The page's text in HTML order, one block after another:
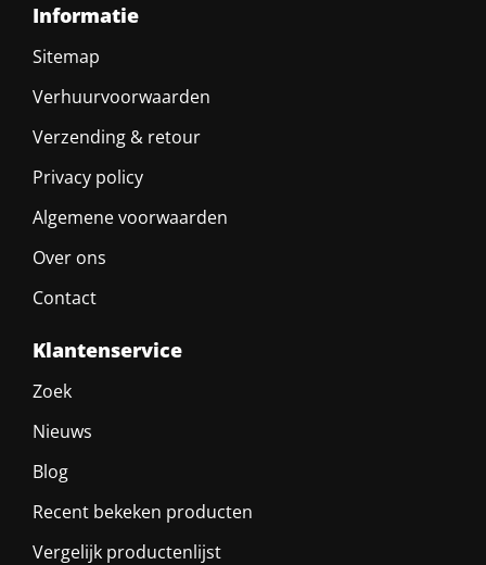
Informatie
Sitemap
Verhuurvoorwaarden
Verzending & retour
Privacy policy
Algemene voorwaarden
Over ons
Contact
Klantenservice
Zoek
Nieuws
Blog
Recent bekeken producten
Vergelijk productenlijst